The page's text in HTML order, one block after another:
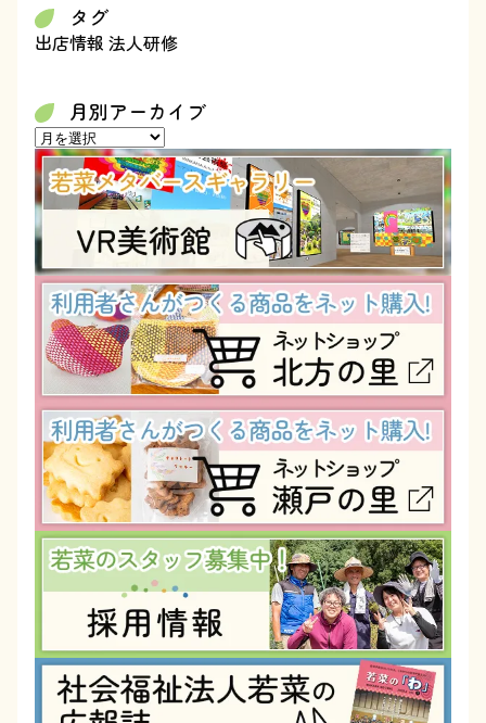
タグ
出店情報 法人研修
月別アーカイブ